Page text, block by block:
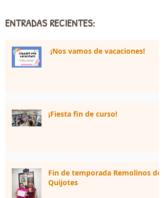
ENTRADAS RECIENTES:
¡Nos vamos de vacaciones!
¡Fiesta fin de curso!
Fin de temporada Remolinos de
Quijotes